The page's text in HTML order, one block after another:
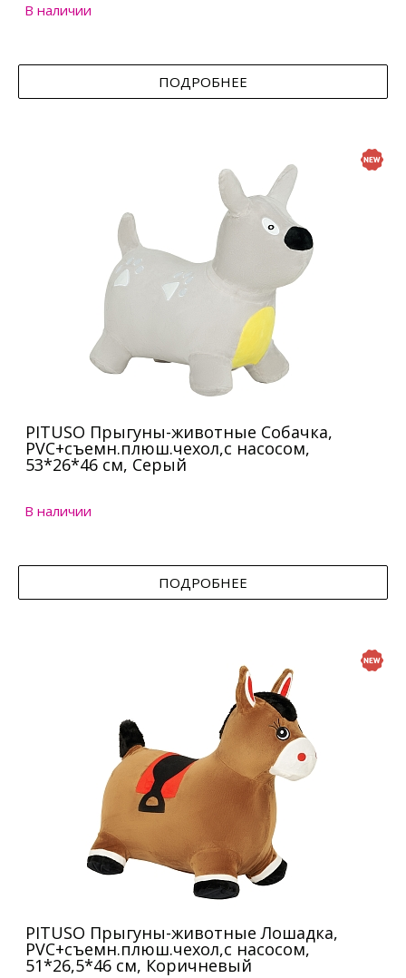
В наличии
ПОДРОБНЕЕ
PITUSO Прыгуны-животные Собачка,
PVC+съемн.плюш.чехол,с насосом,
53*26*46 см, Серый
В наличии
ПОДРОБНЕЕ
PITUSO Прыгуны-животные Лошадка,
PVC+съемн.плюш.чехол,с насосом,
51*26,5*46 см, Коричневый